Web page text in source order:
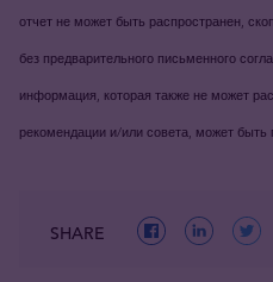
отчет не может быть распространен,
без предварительного письменного
информация, которая также не может
рекомендации и/или совета, может быть
SHARE